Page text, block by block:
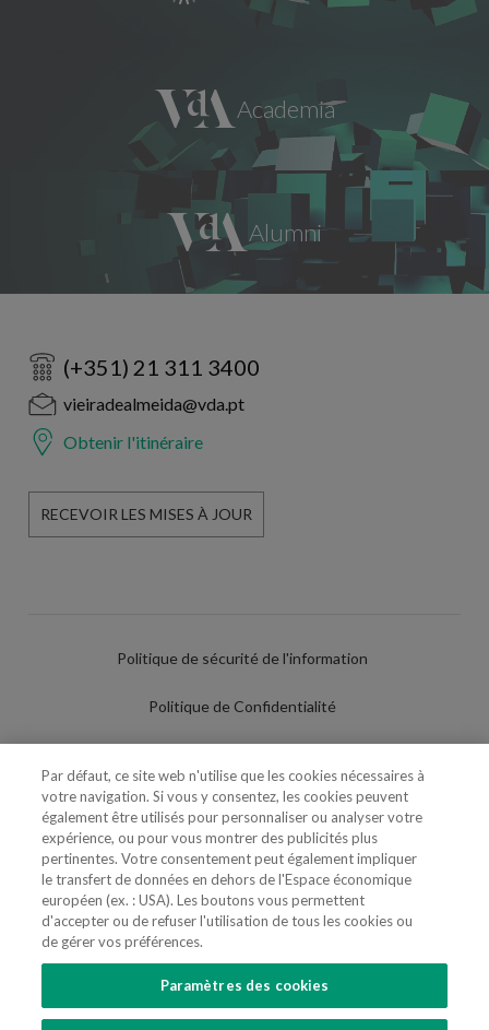
(+351) 21 311 3400
vieiradealmeida@vda.pt
Obtenir l'itinéraire
RECEVOIR LES MISES À JOUR
Politique de sécurité de l'information
Politique de Confidentialité
Politique de Cookies
Paramètres des cookies
Utilisation Frauduleuse du Nom/Brand
SUIVEZ-NOUS
Par défaut, ce site web n'utilise que les cookies nécessaires à
votre navigation. Si vous y consentez, les cookies peuvent
également être utilisés pour personnaliser ou analyser votre
expérience, ou pour vous montrer des publicités plus
pertinentes. Votre consentement peut également impliquer
le transfert de données en dehors de l'Espace économique
européen (ex. : USA). Les boutons vous permettent
d'accepter ou de refuser l'utilisation de tous les cookies ou
de gérer vos préférences.
Paramètres des cookies